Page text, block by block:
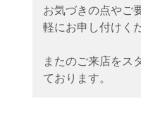
お気づきの点やご
軽にお申し付けく
またのご来店をス
ております。